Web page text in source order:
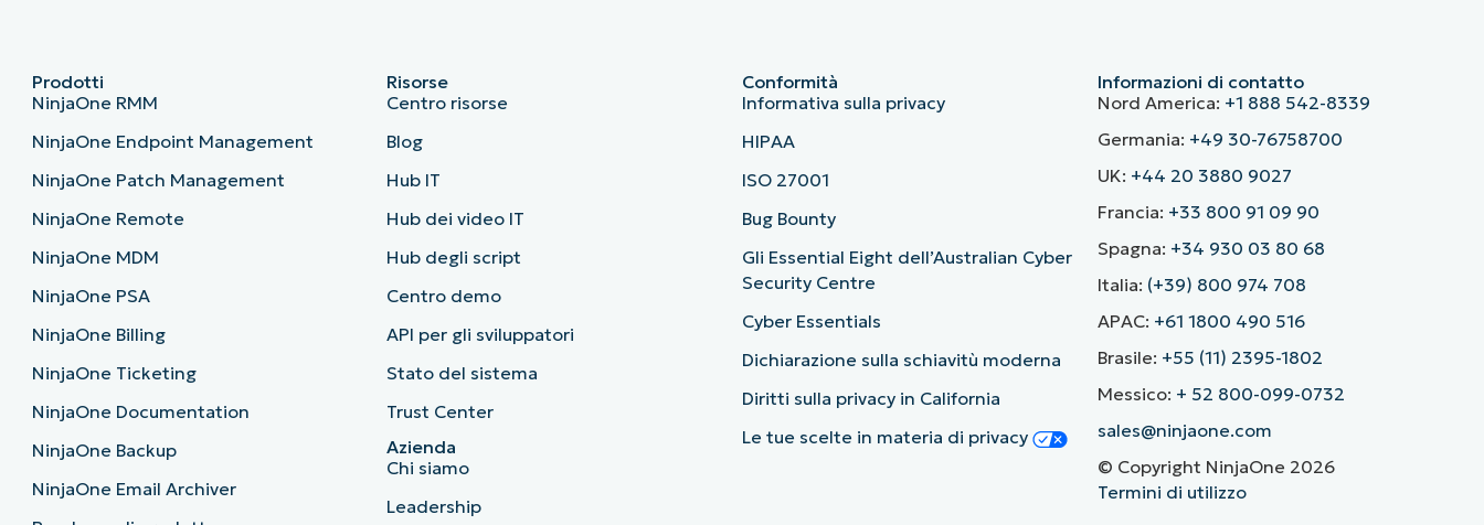
Prodotti
NinjaOne RMM
NinjaOne Endpoint Management
NinjaOne Patch Management
NinjaOne Remote
NinjaOne MDM
NinjaOne PSA
NinjaOne Billing
NinjaOne Ticketing
NinjaOne Documentation
NinjaOne Backup
NinjaOne Email Archiver
Risorse
Centro risorse
Blog
Hub IT
Hub dei video IT
Hub degli script
Centro demo
API per gli sviluppatori
Stato del sistema
Trust Center
Azienda
Chi siamo
Leadership
Conformità
Informativa sulla privacy
HIPAA
ISO 27001
Bug Bounty
Gli Essential Eight dell’Australian Cyber
Security Centre
Cyber Essentials
Dichiarazione sulla schiavitù moderna
Diritti sulla privacy in California
Le tue scelte in materia di privacy
Informazioni di contatto
Nord America: +1 888 542-8339
Germania: +49 30-76758700
UK: +44 20 3880 9027
Francia: +33 800 91 09 90
Spagna: +34 930 03 80 68
Italia: (+39) 800 974 708
APAC: +61 1800 490 516
Brasile: +55 (11) 2395-1802
Messico: + 52 800-099-0732
sales@ninjaone.com
© Copyright NinjaOne 2026
Termini di utilizzo